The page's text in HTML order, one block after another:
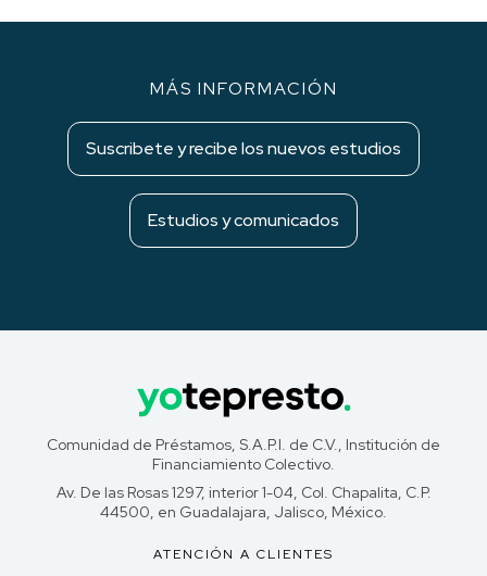
MÁS INFORMACIÓN
Suscribete y recibe los nuevos estudios
Estudios y comunicados
Comunidad de Préstamos, S.A.P.I. de C.V., Institución de
Financiamiento Colectivo.
Av. De las Rosas 1297, interior 1-04, Col. Chapalita, C.P.
44500, en Guadalajara, Jalisco, México.
ATENCIÓN A CLIENTES